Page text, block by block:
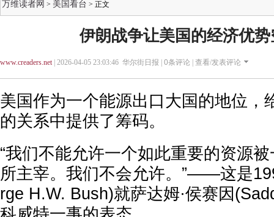
万维读者网 > 美国看台 > 正文
伊朗战争让美国的经济优
www.creaders.net| 2026-04-05 23:03:46 华尔街日报 | 0条评论 | 查看/发表评论
美国作为一个能源出口大国的地位，
的关系中提供了筹码。
“我们不能允许一个如此重要的资源
所主宰。我们不会允许。”——这是
rge H.W. Bush)就萨达姆·侯赛因